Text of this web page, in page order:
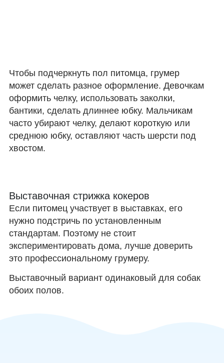
Чтобы подчеркнуть пол питомца, грумер
может сделать разное оформление. Девочкам
оформить челку, использовать заколки,
бантики, сделать длиннее юбку. Мальчикам
часто убирают челку, делают короткую или
среднюю юбку, оставляют часть шерсти под
хвостом.
Выставочная стрижка кокеров
Если питомец участвует в выставках, его
нужно подстричь по установленным
стандартам. Поэтому не стоит
экспериментировать дома, лучше доверить
это профессиональному грумеру.
Выставочный вариант одинаковый для собак
обоих полов.